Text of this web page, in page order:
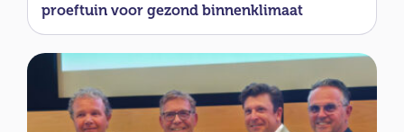
proeftuin voor gezond binnenklimaat